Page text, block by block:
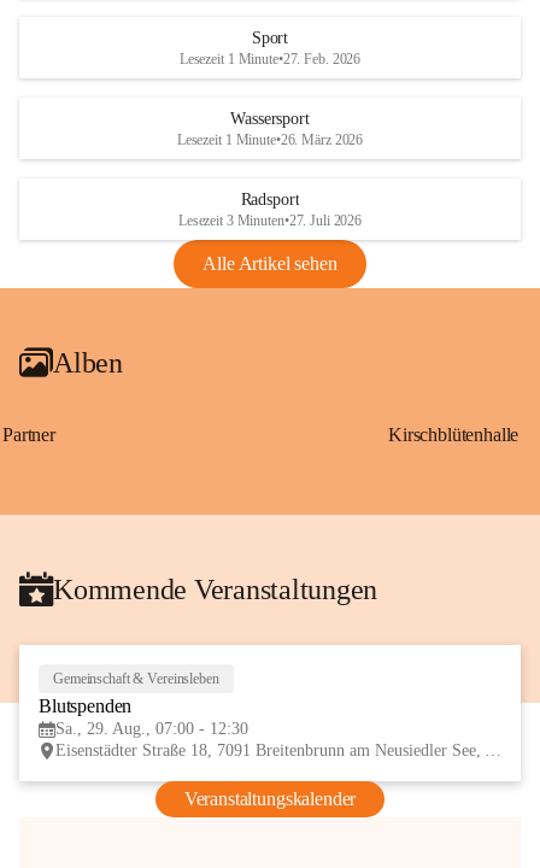
Rebe und der Amerikanischen
Anhang VBl. EU Nr. 18
1 Seite•1,4 MB
VBl. EU Nr. 18_2026
Sport
Lesezeit 1 Minute•27. Feb. 2026
Wassersport
Lesezeit 1 Minute•26. März 2026
Radsport
Lesezeit 3 Minuten•27. Juli 2026
Alle Artikel sehen
Alben
Partner Kirschblütenhalle
Kommende Veranstaltungen
Gemeinschaft & Vereinsleben
Blutspenden
Sa., 29. Aug., 07:00 - 12:30
Eisenstädter Straße 18, 7091 Breitenbrunn am Neusiedler See, AUT
Veranstaltungskalender